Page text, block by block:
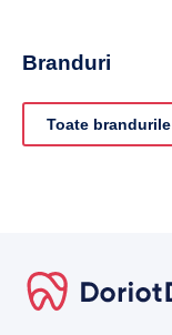
Branduri
Toate brandurile